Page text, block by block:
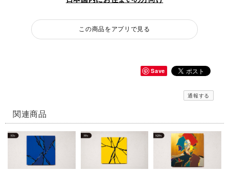
この商品をアプリで見る
Save
通報する
関連商品